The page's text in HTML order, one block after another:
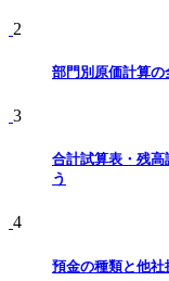
2
部門別原価計算
3
合計試算表・残
う
4
預金の種類と他